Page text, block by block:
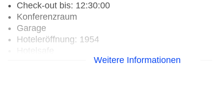
Check-out bis: 12:30:00
Konferenzraum
Garage
Hoteleröffnung: 1954
Hotelsafe
WLAN/WiFi im HotelWeitere Informationen